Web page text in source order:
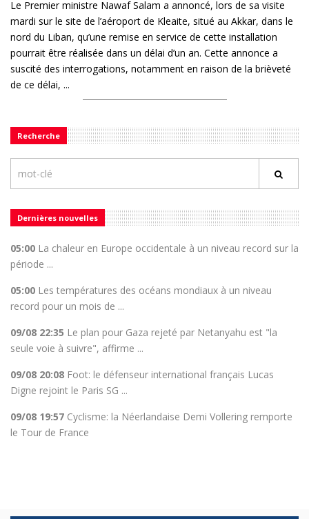
Le Premier ministre Nawaf Salam a annoncé, lors de sa visite
mardi sur le site de l’aéroport de Kleaite, situé au Akkar, dans le
nord du Liban, qu’une remise en service de cette installation
pourrait être réalisée dans un délai d’un an. Cette annonce a
suscité des interrogations, notamment en raison de la brièveté
de ce délai, ...
Recherche
Dernières nouvelles
05:00 La chaleur en Europe occidentale à un niveau record sur la
période ...
05:00 Les températures des océans mondiaux à un niveau
record pour un mois de ...
09/08 22:35 Le plan pour Gaza rejeté par Netanyahu est "la
seule voie à suivre", affirme ...
09/08 20:08 Foot: le défenseur international français Lucas
Digne rejoint le Paris SG ...
09/08 19:57 Cyclisme: la Néerlandaise Demi Vollering remporte
le Tour de France